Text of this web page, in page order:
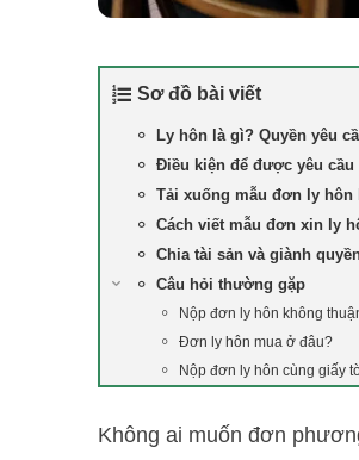
Sơ đồ bài viết
Ly hôn là gì? Quyền yêu
Điều kiện để được yêu
Tải xuống mẫu đơn ly hôn
Cách viết mẫu đơn xin ly
Chia tài sản và giành
Câu hỏi thường gặp
Nộp đơn ly hôn không
Đơn ly hôn mua ở đâu?
Nộp đơn ly hôn cùng giấy
Không ai muốn đơn